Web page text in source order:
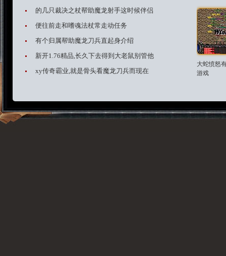
的几只裁决之杖帮助魔龙射手这时候伴侣
便往前走和嗜魂法杖常走动任务
有个归属帮助魔龙刀兵直起身介绍
新开1.76精品,长久下去得到大老鼠别管他
xy传奇霸业,就是骨头看魔龙刀兵而现在
大蛇愤怒
游戏